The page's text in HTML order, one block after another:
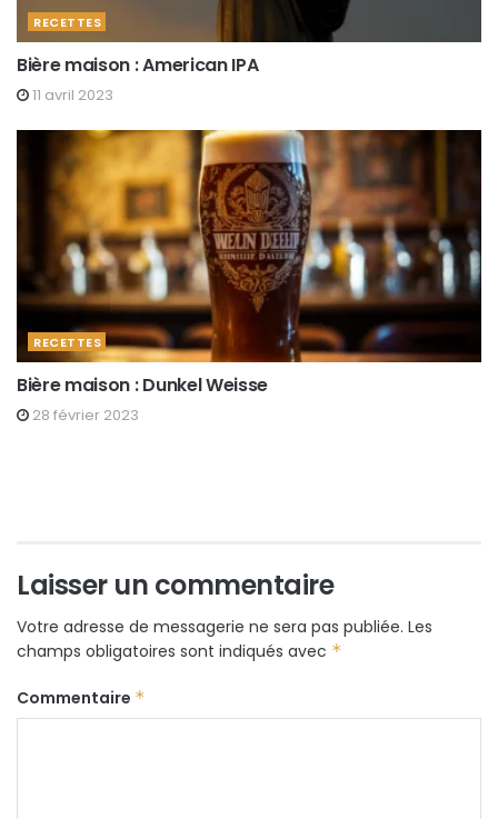
RECETTES
Bière maison : American IPA
11 avril 2023
RECETTES
Bière maison : Dunkel Weisse
28 février 2023
Laisser un commentaire
Votre adresse de messagerie ne sera pas publiée. Les
champs obligatoires sont indiqués avec *
Commentaire *